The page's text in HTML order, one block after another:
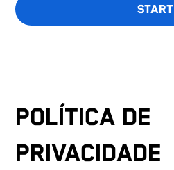
START
POLÍTICA DE
PRIVACIDADE